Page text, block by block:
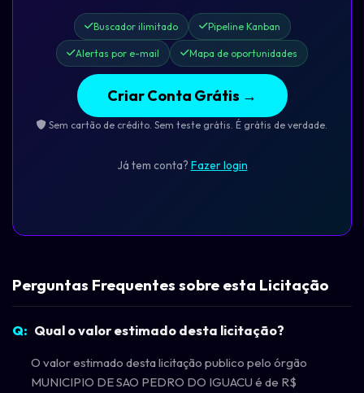
Buscador ilimitado Pipeline Kanban
Alertas por e-mail Mapa de oportunidades
Criar Conta Grátis →
Sem cartão de crédito. Sem teste grátis. É grátis de verdade.
Já tem conta? Fazer login
Perguntas Frequentes sobre esta Licitação
Qual o valor estimado desta licitação?
O valor estimado desta licitação publico pelo órgão
MUNICIPIO DE SAO PEDRO DO IGUACU é de R$